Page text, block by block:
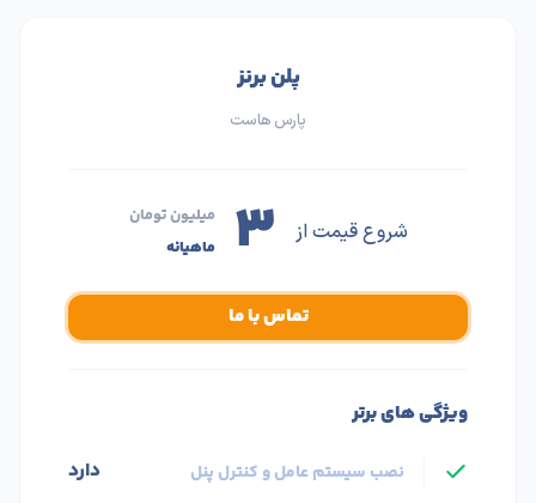
پلن برنز
پارس هاست
شروع قیمت از ۳
میلیون تومان
ماهیانه
تماس با ما
ویژگی های برتر
نصب سیستم عامل و کنترل پنل دارد